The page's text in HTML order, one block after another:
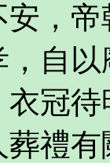
，
自
冠
禮